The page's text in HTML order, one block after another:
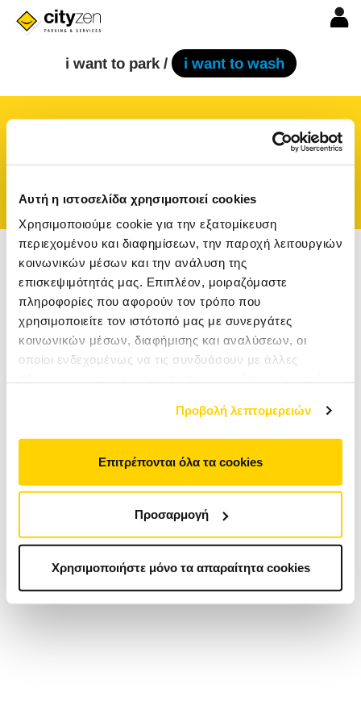
Αυτή η ιστοσελίδα χρησιμοποιεί cookies
Χρησιμοποιούμε cookie για την εξατομίκευση
περιεχομένου και διαφημίσεων, την παροχή λειτουργιών
κοινωνικών μέσων και την ανάλυση της
επισκεψιμότητάς μας. Επιπλέον, μοιραζόμαστε
πληροφορίες που αφορούν τον τρόπο που
χρησιμοποιείτε τον ιστότοπό μας με συνεργάτες
κοινωνικών μέσων, διαφήμισης και αναλύσεων, οι
οποίοι ενδεχομένως να τις συνδυάσουν με άλλες
των υπηρεσιών τους. Αν συνεχίσετε να χρησιμοποιείτε
την ιστοσελίδα μας, συναινείτε στη χρήση των cookies
Προβολή λεπτομερειών
Επιτρέπονται όλα τα cookies
Προσαρμογή
Χρησιμοποιήστε μόνο τα απαραίτητα cookies
i want to park / i want to wash